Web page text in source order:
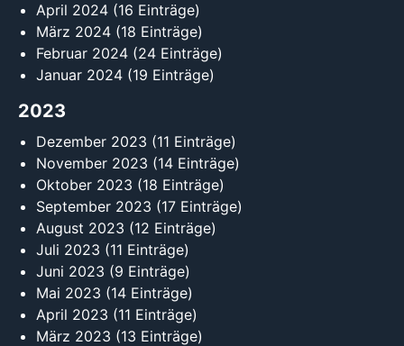
April 2024 (16 Einträge)
März 2024 (18 Einträge)
Februar 2024 (24 Einträge)
Januar 2024 (19 Einträge)
2023
Dezember 2023 (11 Einträge)
November 2023 (14 Einträge)
Oktober 2023 (18 Einträge)
September 2023 (17 Einträge)
August 2023 (12 Einträge)
Juli 2023 (11 Einträge)
Juni 2023 (9 Einträge)
Mai 2023 (14 Einträge)
April 2023 (11 Einträge)
März 2023 (13 Einträge)